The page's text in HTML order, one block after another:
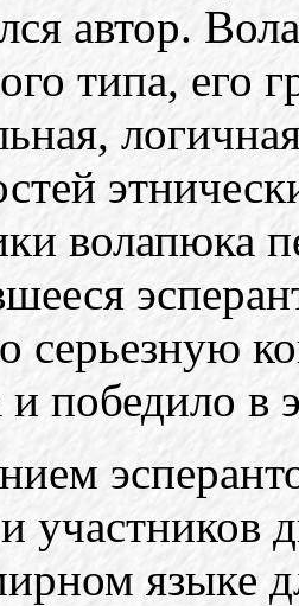
автор.
типа, его
волапюка
серьезную
победило в
участников
языке